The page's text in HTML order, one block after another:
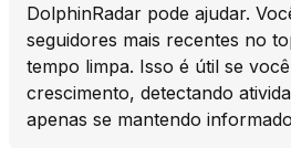
DolphinRadar pode ajudar.
seguidores mais recentes no
tempo limpa. Isso é útil se
crescimento, detectando
apenas se mantendo